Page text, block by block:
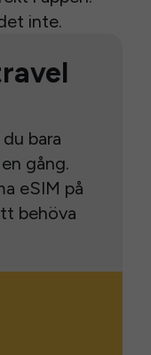
inte.
bara
gång.
eSIM på
behöva